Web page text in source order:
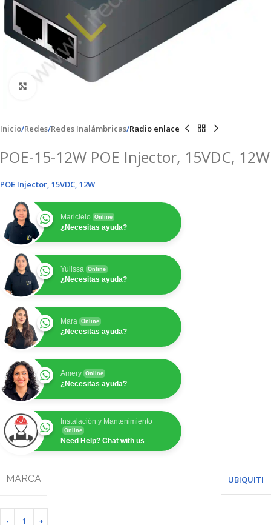
Inicio Redes Redes Inalámbricas Radio enlace
POE-15-12W POE Injector, 15VDC, 12W
POE Injector, 15VDC, 12W
Maricielo Online
¿Necesitas ayuda?
Yulissa Online
¿Necesitas ayuda?
Mara Online
¿Necesitas ayuda?
Amery Online
¿Necesitas ayuda?
Instalación y Mantenimiento
Online
Need Help? Chat with us
MARCA UBIQUITI